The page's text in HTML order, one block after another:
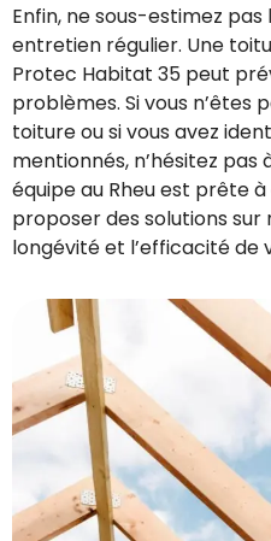
Enfin, ne sous-estimez pas
entretien régulier. Une
Protec Habitat 35 peut
problèmes. Si vous n’êtes
toiture ou si vous avez
mentionnés, n’hésitez pas
équipe au Rheu est prête
proposer des solutions
longévité et l’efficacité de